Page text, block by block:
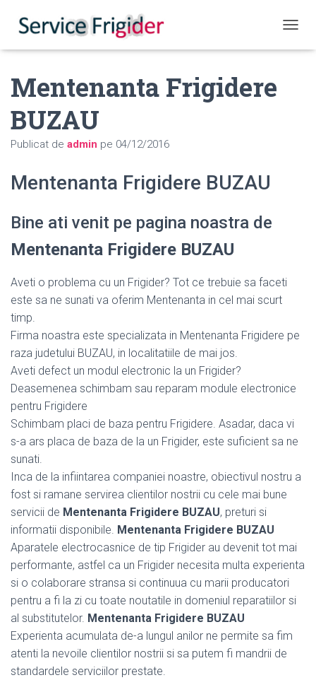
Mentenanta Frigidere
BUZAU
Publicat de admin pe 04/12/2016
Mentenanta Frigidere BUZAU
Bine ati venit pe pagina noastra de
Mentenanta Frigidere BUZAU
Aveti o problema cu un Frigider? Tot ce trebuie sa faceti
este sa ne sunati va oferim Mentenanta in cel mai scurt
timp.
Firma noastra este specializata in Mentenanta Frigidere pe
raza judetului BUZAU, in localitatiile de mai jos.
Aveti defect un modul electronic la un Frigider?
Deasemenea schimbam sau reparam module electronice
pentru Frigidere
Schimbam placi de baza pentru Frigidere. Asadar, daca vi
s-a ars placa de baza de la un Frigider, este suficient sa ne
sunati.
Inca de la infiintarea companiei noastre, obiectivul nostru a
fost si ramane servirea clientilor nostrii cu cele mai bune
servicii de Mentenanta Frigidere BUZAU, preturi si
informatii disponibile. Mentenanta Frigidere BUZAU
Aparatele electrocasnice de tip Frigider au devenit tot mai
performante, astfel ca un Frigider necesita multa experienta
si o colaborare stransa si continuua cu marii producatori
pentru a fi la zi cu toate noutatile in domeniul reparatiilor si
al substitutelor. Mentenanta Frigidere BUZAU
Experienta acumulata de-a lungul anilor ne permite sa fim
atenti la nevoile clientilor nostrii si sa putem fi mandrii de
standardele serviciilor prestate.